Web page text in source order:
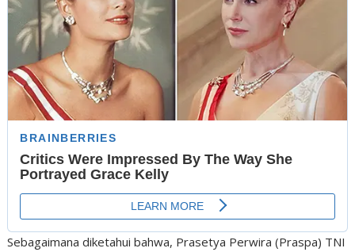
Sebagaimana diketahui bahwa, Prasetya Perwira (Praspa) TNI